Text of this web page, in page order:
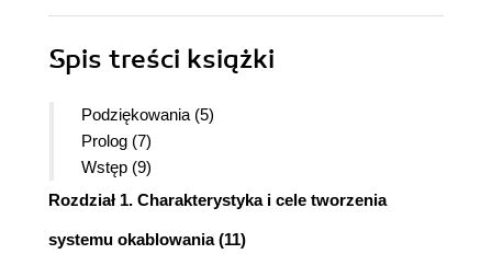
Spis treści książki
Podziękowania (5)
Prolog (7)
Wstęp (9)
Rozdział 1. Charakterystyka i cele tworzenia
systemu okablowania (11)